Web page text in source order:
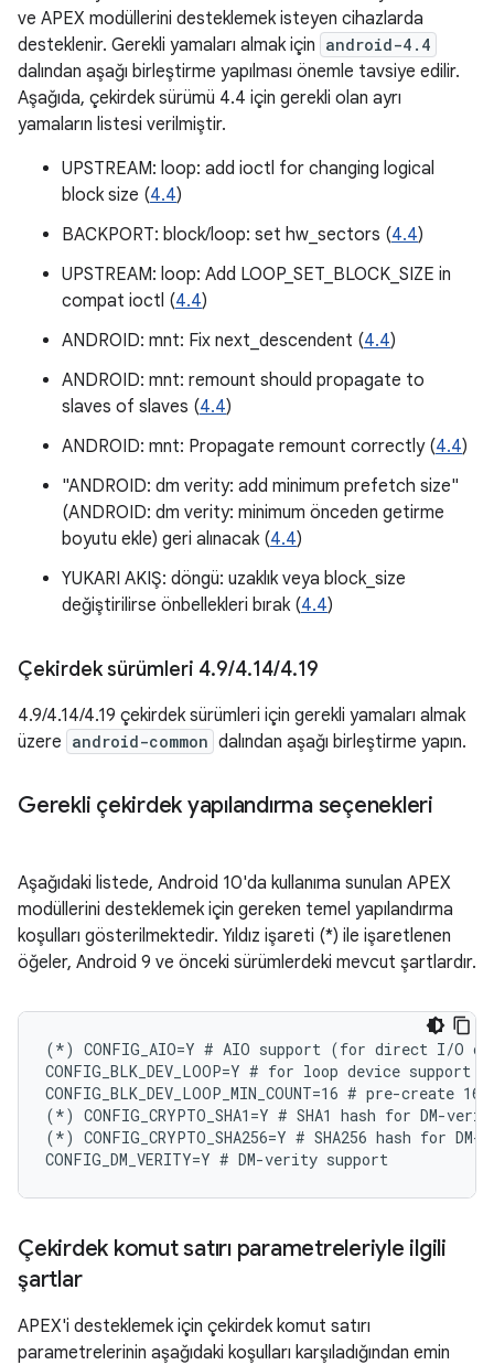
ve APEX modüllerini desteklemek isteyen cihazlarda
desteklenir. Gerekli yamaları almak için android-4.4
dalından aşağı birleştirme yapılması önemle tavsiye edilir.
Aşağıda, çekirdek sürümü 4.4 için gerekli olan ayrı
yamaların listesi verilmiştir.
UPSTREAM: loop: add ioctl for changing logical
block size (4.4)
BACKPORT: block/loop: set hw_sectors (4.4)
UPSTREAM: loop: Add LOOP_SET_BLOCK_SIZE in
compat ioctl (4.4)
ANDROID: mnt: Fix next_descendent (4.4)
ANDROID: mnt: remount should propagate to
slaves of slaves (4.4)
ANDROID: mnt: Propagate remount correctly (4.4)
"ANDROID: dm verity: add minimum prefetch size"
(ANDROID: dm verity: minimum önceden getirme
boyutu ekle) geri alınacak (4.4)
YUKARI AKIŞ: döngü: uzaklık veya block_size
değiştirilirse önbellekleri bırak (4.4)
Çekirdek sürümleri 4.9/4.14/4.19
4.9/4.14/4.19 çekirdek sürümleri için gerekli yamaları almak
üzere android-common dalından aşağı birleştirme yapın.
Gerekli çekirdek yapılandırma seçenekleri
Aşağıdaki listede, Android 10'da kullanıma sunulan APEX
modüllerini desteklemek için gereken temel yapılandırma
koşulları gösterilmektedir. Yıldız işareti (*) ile işaretlenen
öğeler, Android 9 ve önceki sürümlerdeki mevcut şartlardır.
(*) CONFIG_AIO=Y # AIO support (for direct I/O
CONFIG_BLK_DEV_LOOP=Y # for loop device support
CONFIG_BLK_DEV_LOOP_MIN_COUNT=16 # pre-create
(*) CONFIG_CRYPTO_SHA1=Y # SHA1 hash for DM-
(*) CONFIG_CRYPTO_SHA256=Y # SHA256 hash for
Çekirdek komut satırı parametreleriyle ilgili
şartlar
APEX'i desteklemek için çekirdek komut satırı
parametrelerinin aşağıdaki koşulları karşıladığından emin